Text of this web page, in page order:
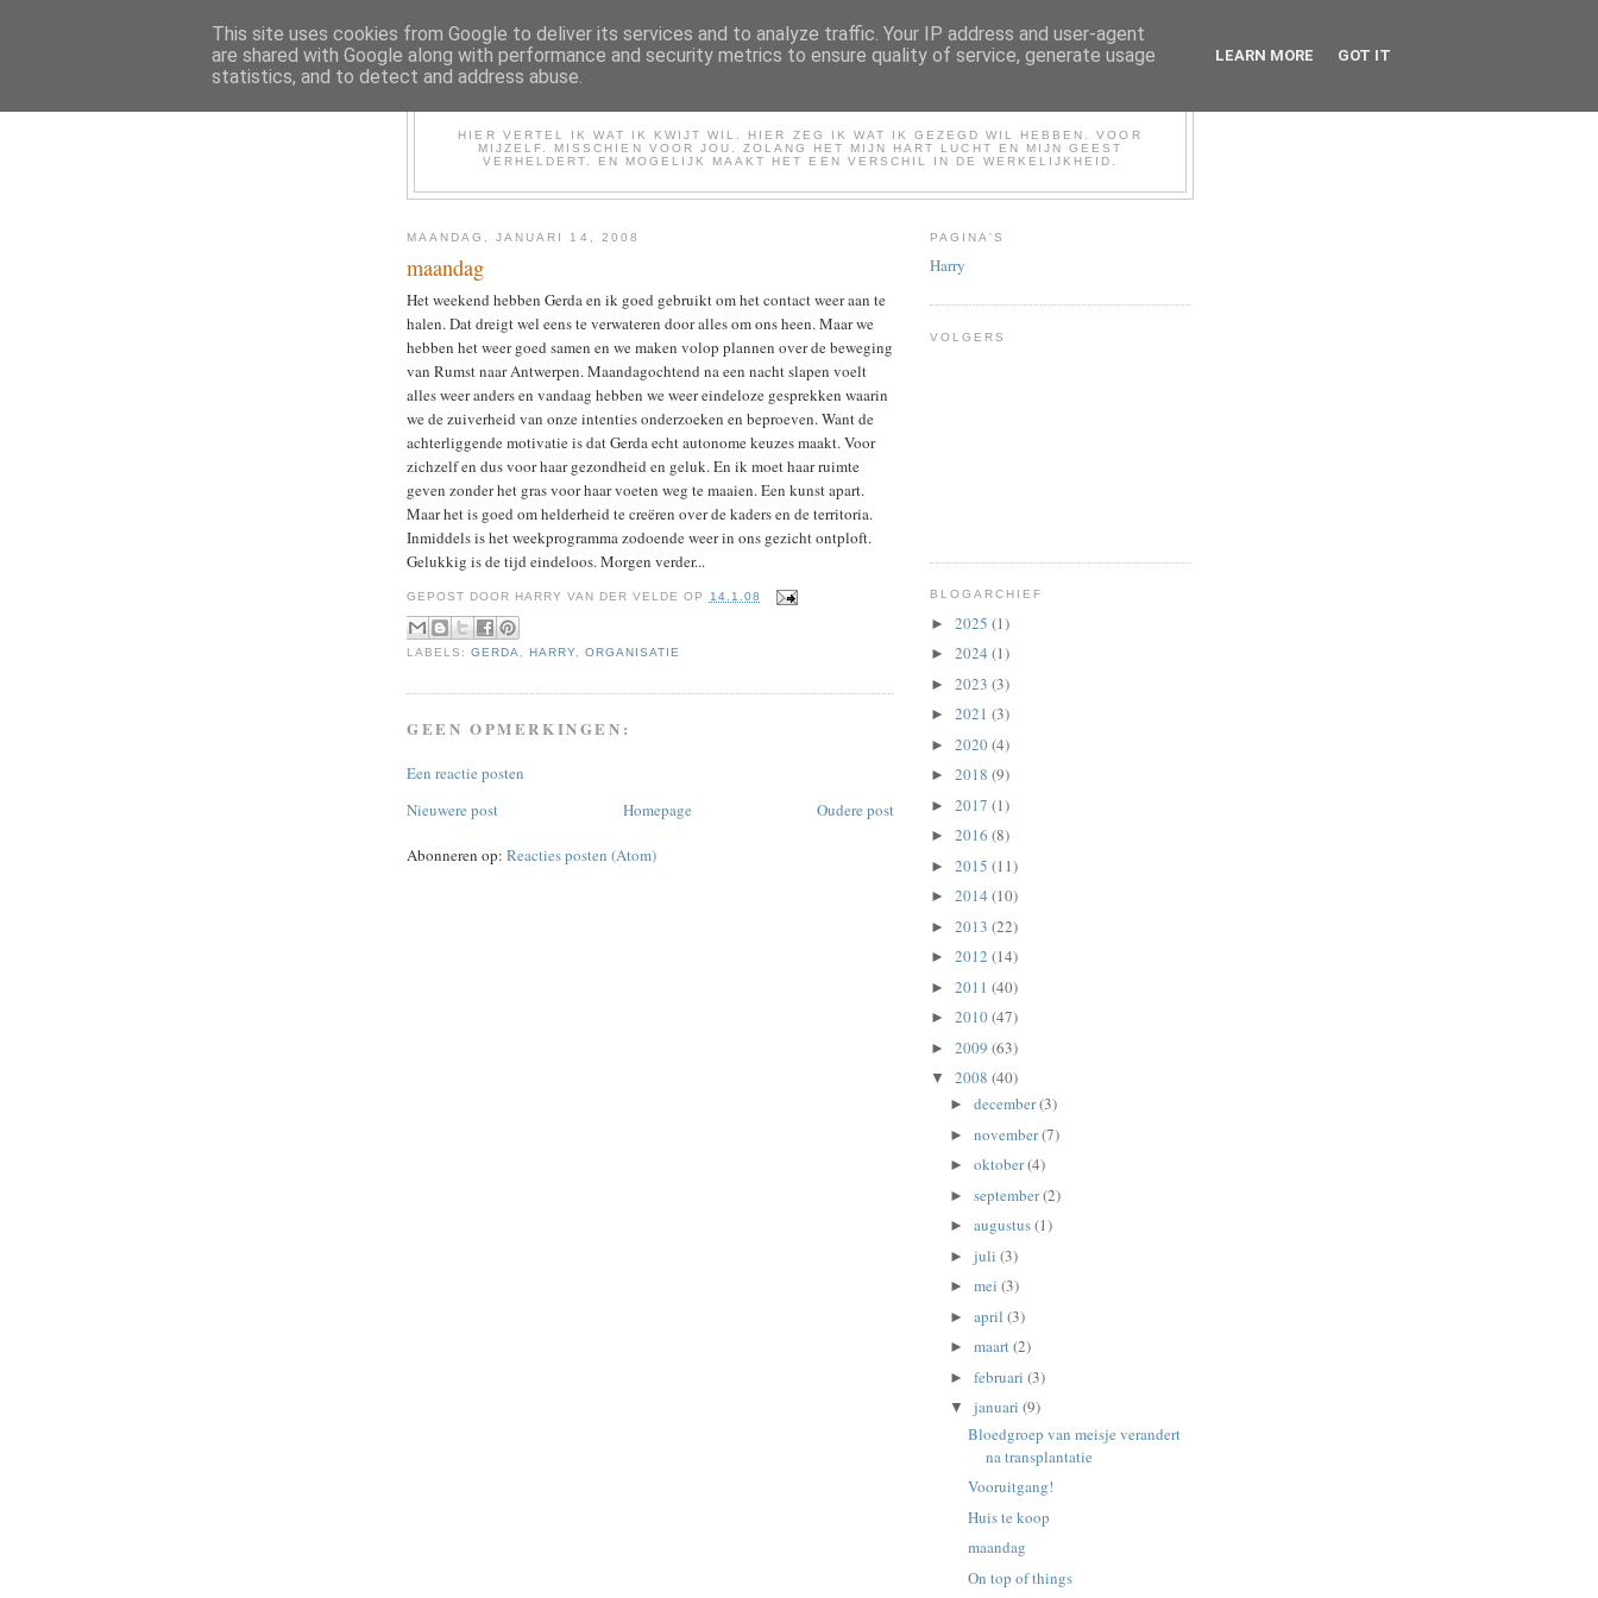
HIER VERTEL IK WAT IK KWIJT WIL. HIER ZEG IK WAT IK GEZEGD WIL HEBBEN. VOOR
MIJZELF. MISSCHIEN VOOR JOU. ZOLANG HET MIJN HART LUCHT EN MIJN GEEST
VERHELDERT. EN MOGELIJK MAAKT HET EEN VERSCHIL IN DE WERKELIJKHEID.
MAANDAG, JANUARI 14, 2008
maandag
Het weekend hebben Gerda en ik goed gebruikt om het contact weer aan te
halen. Dat dreigt wel eens te verwateren door alles om ons heen. Maar we
hebben het weer goed samen en we maken volop plannen over de beweging
van Rumst naar Antwerpen. Maandagochtend na een nacht slapen voelt
alles weer anders en vandaag hebben we weer eindeloze gesprekken waarin
we de zuiverheid van onze intenties onderzoeken en beproeven. Want de
achterliggende motivatie is dat Gerda echt autonome keuzes maakt. Voor
zichzelf en dus voor haar gezondheid en geluk. En ik moet haar ruimte
geven zonder het gras voor haar voeten weg te maaien. Een kunst apart.
Maar het is goed om helderheid te creëren over de kaders en de territoria.
Inmiddels is het weekprogramma zodoende weer in ons gezicht ontploft.
Gelukkig is de tijd eindeloos. Morgen verder...
GEPOST DOOR HARRY VAN DER VELDE OP 14.1.08
LABELS:GERDA ,HARRY ,ORGANISATIE
GEEN OPMERKINGEN:
Een reactie posten
Nieuwere post
Oudere post
Homepage
Abonneren op: Reacties posten (Atom)
PAGINA'S
Harry
VOLGERS
BLOGARCHIEF
► 2025 (1)
► 2024 (1)
► 2023 (3)
► 2021 (3)
► 2020(4)
► 2018 (9)
► 2017 (1)
► 2016 (8)
► 2015 (11)
► 2014 (10)
► 2013 (22)
► 2012 (14)
► 2011 (40)
► 2010(47)
► 2009 (63)
▼ 2008 (40)
► december(3)
► november(7)
► oktober(4)
► september(2)
► augustus(1)
► juli (3)
► mei (3)
► april (3)
► maart(2)
► februari (3)
▼ januari (9)
Bloedgroep van meisje verandert
na transplantatie
Vooruitgang!
Huis te koop
maandag
On top of things
This site uses cookies from Google to deliver its services and to analyze traffic. Your IP address and user-agent
are shared with Google along with performance and security metrics to ensure quality of service, generate usage
statistics, and to detect and address abuse.
LEARN MORE GOT IT